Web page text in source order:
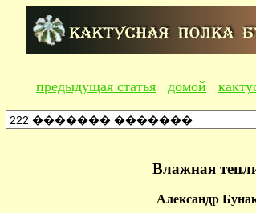
предыдущая статья домой
Влажная
Александр